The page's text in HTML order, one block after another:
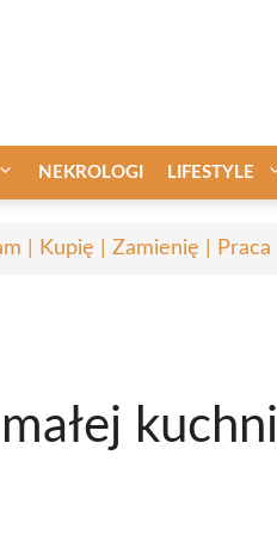
NEKROLOGI LIFESTYLE
| Kupię | Zamienię | Praca
kuchni